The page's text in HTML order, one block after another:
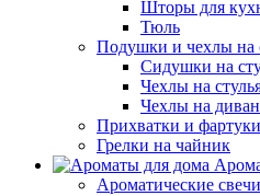
Шторы для
Тюль
Подушки и чехлы на
Сидушки на
Чехлы на
Чехлы на
Прихватки и фартуки
Грелки на чайник
Ароматические свечи